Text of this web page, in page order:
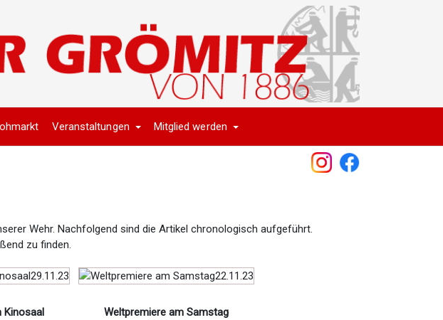
Veranstaltungen Mitglied werden
Wehr. Nachfolgend sind die Artikel chronologisch aufgeführt.
zu finden.
Kinosaal
Weltpremiere am Samstag